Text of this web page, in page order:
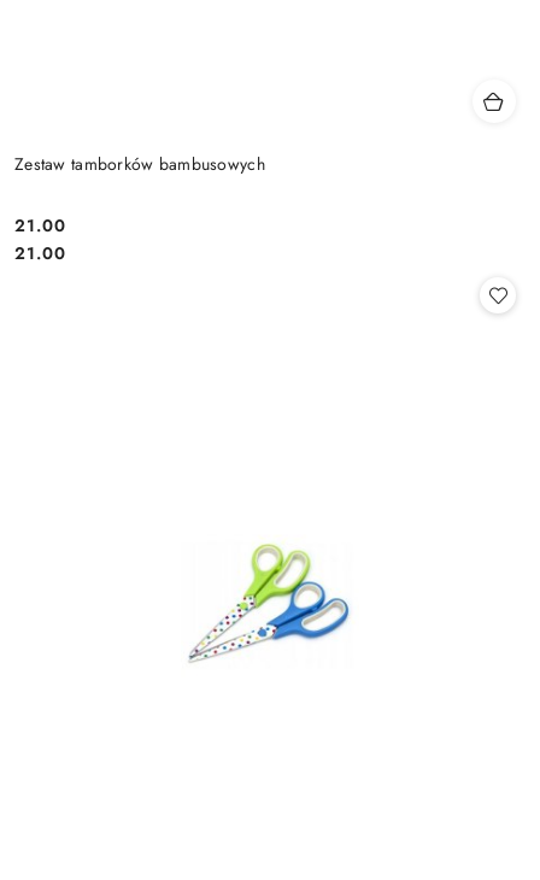
Zestaw tamborków bambusowych
Cena:
21.00
Cena:
21.00